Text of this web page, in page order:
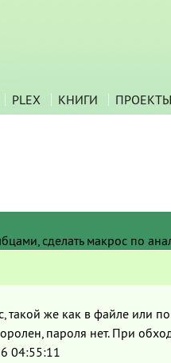
PLEX КНИГИ ПРОЕКТЫ
cделать макрос по
такой же как в файле или
пароля нет. При
04:55:11